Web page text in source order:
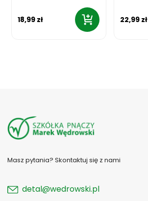
18,99 zł 22,99 zł
Masz pytania? Skontaktuj się z nami
detal@wedrowski.pl